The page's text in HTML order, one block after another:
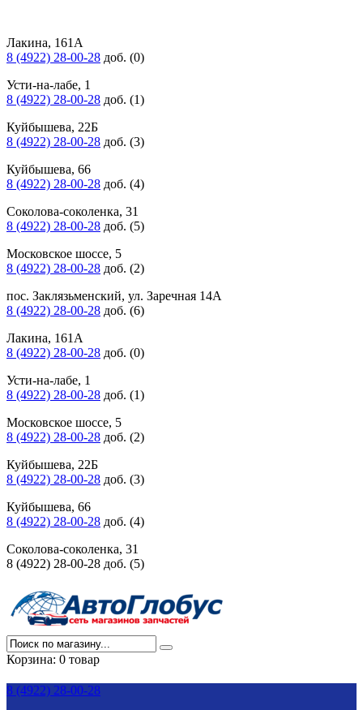
Лакина, 161А
8 (4922) 28-00-28 доб. (0)
Усти-на-лабе, 1
8 (4922) 28-00-28 доб. (1)
Куйбышева, 22Б
8 (4922) 28-00-28 доб. (3)
Куйбышева, 66
8 (4922) 28-00-28 доб. (4)
Соколова-соколенка, 31
8 (4922) 28-00-28 доб. (5)
Московское шоссе, 5
8 (4922) 28-00-28 доб. (2)
пос. Заклязьменский, ул. Заречная 14А
8 (4922) 28-00-28 доб. (6)
Лакина, 161А
8 (4922) 28-00-28 доб. (0)
Усти-на-лабе, 1
8 (4922) 28-00-28 доб. (1)
Московское шоссе, 5
8 (4922) 28-00-28 доб. (2)
Куйбышева, 22Б
8 (4922) 28-00-28 доб. (3)
Куйбышева, 66
8 (4922) 28-00-28 доб. (4)
Соколова-соколенка, 31
8 (4922) 28-00-28 доб. (5)
Корзина: 0 товар
8 (4922) 28-00-28